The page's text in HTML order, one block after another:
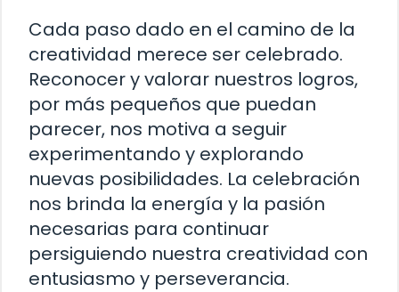
Cada paso dado en el camino de la
creatividad merece ser celebrado.
Reconocer y valorar nuestros logros,
por más pequeños que puedan
parecer, nos motiva a seguir
experimentando y explorando
nuevas posibilidades. La celebración
nos brinda la energía y la pasión
necesarias para continuar
persiguiendo nuestra creatividad con
entusiasmo y perseverancia.